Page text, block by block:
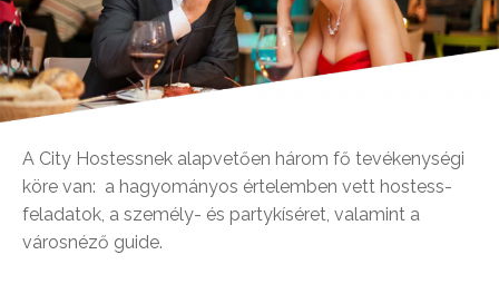
A City Hostessnek alapvetően három fő tevékenységi
köre van: a hagyományos értelemben vett hostess-
feladatok, a személy- és partykíséret, valamint a
városnéző guide.